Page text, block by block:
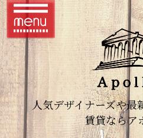
人気デザイナーズや
賃貸ならア